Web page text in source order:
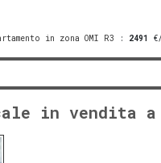
in zona OMI R3 : 2491
in vendita a